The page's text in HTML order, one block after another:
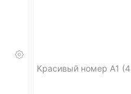
Красивый номер А1